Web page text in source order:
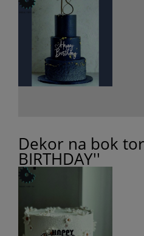
Dekor na bok
BIRTHDAY''